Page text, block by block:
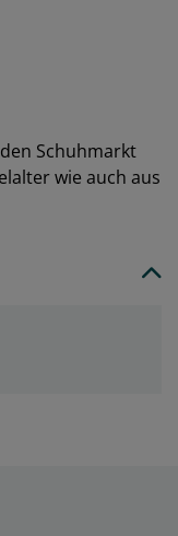
Schuhmarkt
wie auch aus